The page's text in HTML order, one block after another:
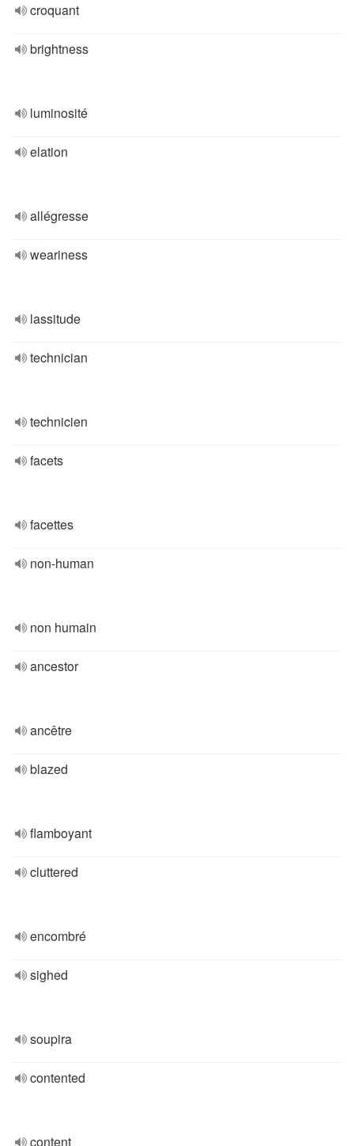
croquant
brightness
luminosité
elation
allégresse
weariness
lassitude
technician
technicien
facets
facettes
non-human
non humain
ancestor
ancêtre
blazed
flamboyant
cluttered
encombré
sighed
soupira
contented
content